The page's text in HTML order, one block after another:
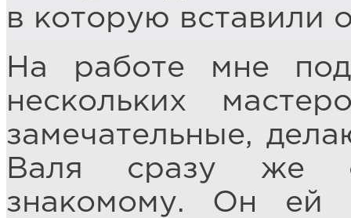
в которую вставили
На работе мне
нескольких
замечательные,
Валя сразу же
знакомому. Он ей